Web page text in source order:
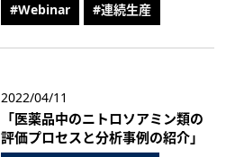
#Webinar #連続生産
2022/04/11
「医薬品中のニトロソアミン類の
評価プロセスと分析事例の紹介」